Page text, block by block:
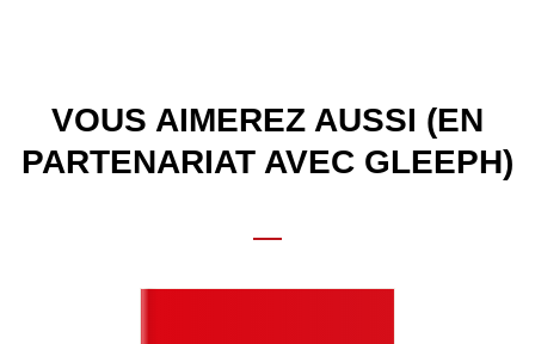
VOUS AIMEREZ AUSSI (EN
PARTENARIAT AVEC GLEEPH)